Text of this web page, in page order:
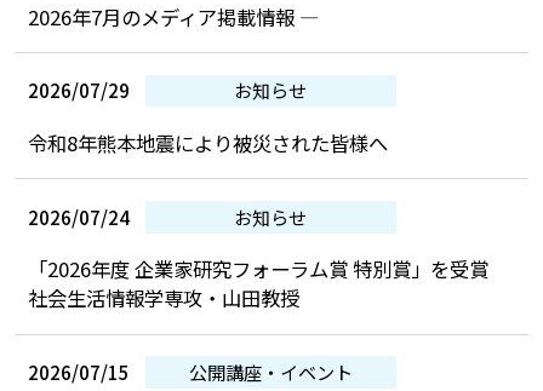
2026年7月のメディア掲載情報 —
2026/07/29 お知らせ
令和8年熊本地震により被災された皆様へ
2026/07/24 お知らせ
「2026年度 企業家研究フォーラム賞 特別賞」を受賞
社会生活情報学専攻・山田教授
2026/07/15 公開講座・イベント